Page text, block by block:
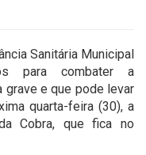
Sanitária Municipal
para combater a
grave e que pode levar
quarta-feira (30), a
Cobra, que fica no